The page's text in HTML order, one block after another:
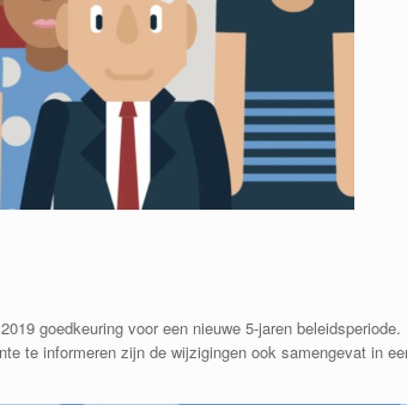
goedkeuring voor een nieuwe 5-jaren beleidsperiode.
te informeren zijn de wijzigingen ook samengevat in